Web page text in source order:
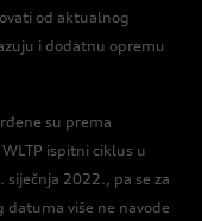
od aktualnog
i dodatnu opremu
su prema
ispitni ciklus u
siječnja 2022., pa se za
datuma više ne navode